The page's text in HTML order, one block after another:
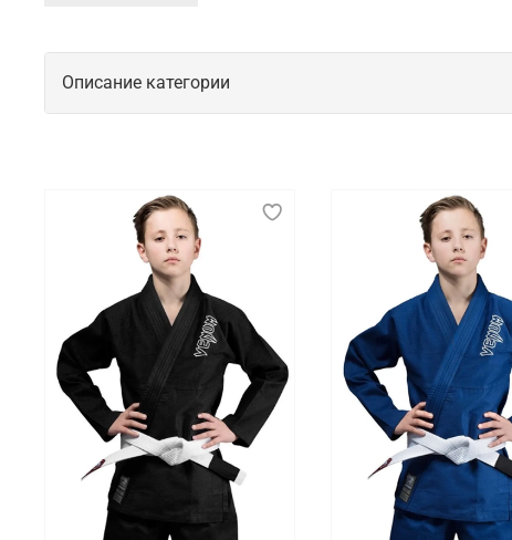
Описание категории
джитсу. Оно изготавливается из плотной и
движений спортсмену.
Что мы предлагаем на выбор
Существуют различные виды спортивных кимоно,
кимоно более плотное и тяжелое, чтобы
джиу-джитсу кимоно часто имеют усиленные швы и
черного, а также такие модели могут иметь
Где заказать кимоно для спорта с
В интернет-магазине Octagon Shop можно купить